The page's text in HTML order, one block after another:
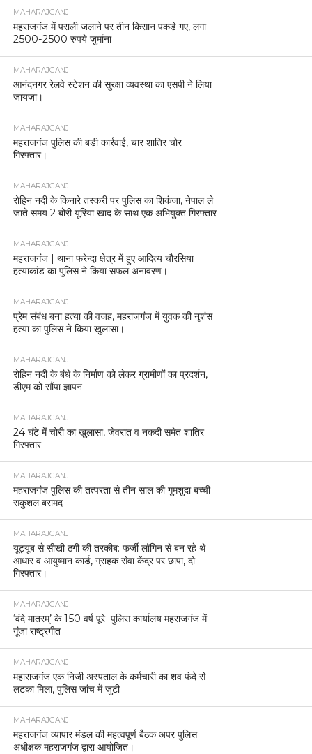
MAHARAJGANJ
महराजगंज में पराली जलाने पर तीन किसान पकड़े गए, लगा
2500-2500 रुपये जुर्माना
MAHARAJGANJ
आनंदनगर रेलवे स्टेशन की सुरक्षा व्यवस्था का एसपी ने लिया
जायजा।
MAHARAJGANJ
महराजगंज पुलिस की बड़ी कार्रवाई, चार शातिर चोर
गिरफ्तार।
MAHARAJGANJ
रोहिन नदी के किनारे तस्करी पर पुलिस का शिकंजा, नेपाल ले
जाते समय 2 बोरी यूरिया खाद के साथ एक अभियुक्त गिरफ्तार
MAHARAJGANJ
महराजगंज | थाना फरेन्दा क्षेत्र में हुए आदित्य चौरसिया
हत्याकांड का पुलिस ने किया सफल अनावरण।
MAHARAJGANJ
प्रेम संबंध बना हत्या की वजह, महराजगंज में युवक की नृशंस
हत्या का पुलिस ने किया खुलासा।
MAHARAJGANJ
रोहिन नदी के बंधे के निर्माण को लेकर ग्रामीणों का प्रदर्शन,
डीएम को सौंपा ज्ञापन
MAHARAJGANJ
24 घंटे में चोरी का खुलासा, जेवरात व नकदी समेत शातिर
गिरफ्तार
MAHARAJGANJ
महराजगंज पुलिस की तत्परता से तीन साल की गुमशुदा बच्ची
सकुशल बरामद
MAHARAJGANJ
यूट्यूब से सीखी ठगी की तरकीब: फर्जी लॉगिन से बन रहे थे
आधार व आयुष्मान कार्ड, ग्राहक सेवा केंद्र पर छापा, दो
गिरफ्तार।
MAHARAJGANJ
‘वंदे मातरम्’ के 150 वर्ष पूरे पुलिस कार्यालय महराजगंज में
गूंजा राष्ट्रगीत
MAHARAJGANJ
महाराजगंज एक निजी अस्पताल के कर्मचारी का शव फंदे से
लटका मिला, पुलिस जांच में जुटी
MAHARAJGANJ
महराजगंज व्यापार मंडल की महत्वपूर्ण बैठक अपर पुलिस
अधीक्षक महराजगंज द्वारा आयोजित।